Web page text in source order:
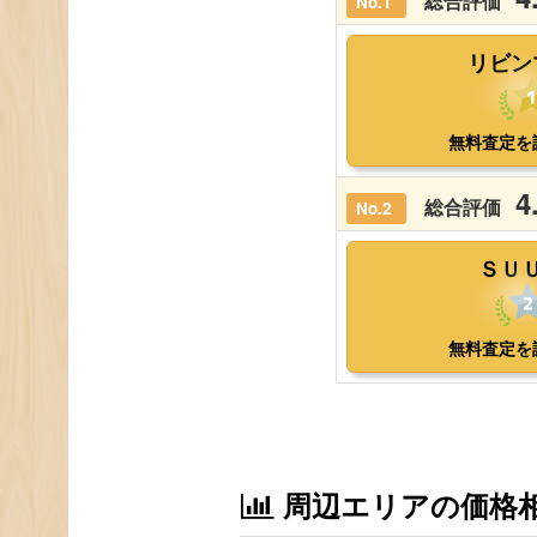
周辺エリアの価格